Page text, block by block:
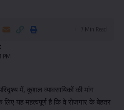
PM
7 Min Read
में, कुशल व्यावसायिकों की मांग
यह महत्वपूर्ण है कि वे रोजगार के बेहतर